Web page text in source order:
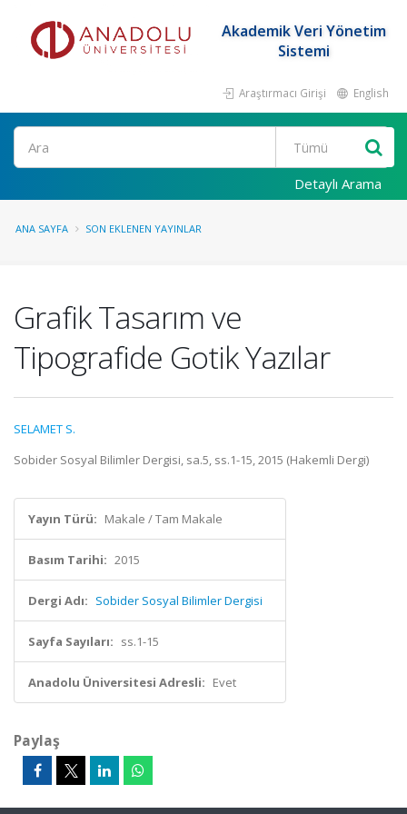
Akademik Veri Yönetim
Sistemi
Araştırmacı Girişi English
Ara
Detaylı Arama
ANA SAYFA SON EKLENEN YAYINLAR
Grafik Tasarım ve
Tipografide Gotik Yazılar
SELAMET S.
Sobider Sosyal Bilimler Dergisi, sa.5, ss.1-15, 2015 (Hakemli Dergi)
Yayın Türü: Makale / Tam Makale
Basım Tarihi: 2015
Dergi Adı: Sobider Sosyal Bilimler Dergisi
Sayfa Sayıları: ss.1-15
Anadolu Üniversitesi Adresli: Evet
Paylaş